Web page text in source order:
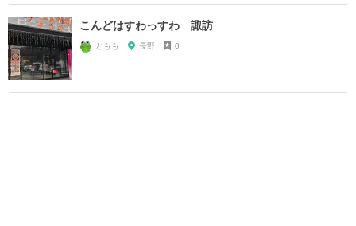
こんどはすわっすわ 諏訪
ともも 長野 0